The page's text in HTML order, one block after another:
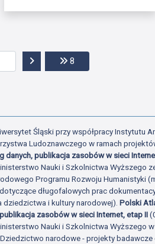
Przejdź do następnej strony
8
Śląski przy współpracy Instytutu
Ludoznawczego w ramach
danych, publikacja zasobów w sieci
Nauki i Szkolnictwa Wyższego
Programu Rozwoju Humanistyki
długofalowych prac
dziedzictwa i kultury narodowej).Polski
zasobów w sieci Internet, etap II
Nauki i Szkolnictwa Wyższego
narodowe - projekty